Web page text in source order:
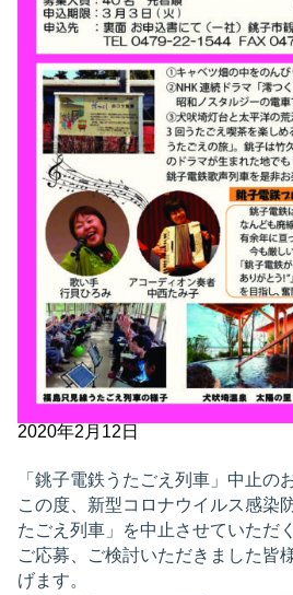
2020年2月12日
「銚子電鉄うたごえ列車」中止の
この度、新型コロナウイルス感染
たごえ列車」を中止させていただ
ご応募、ご検討いただきました皆
げます。